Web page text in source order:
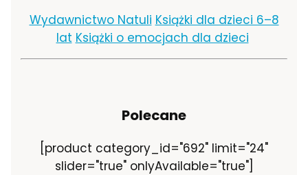
Wydawnictwo Natuli Książki dla dzieci 6–8
lat Książki o emocjach dla dzieci
Polecane
[product category_id="692" limit="24"
slider="true" onlyAvailable="true"]